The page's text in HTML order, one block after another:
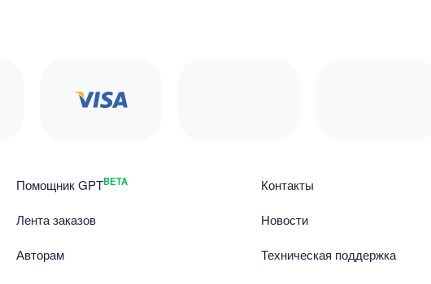
Помощник GPTBETA
Лента заказов
Авторам
Контакты
Новости
Техническая поддержка